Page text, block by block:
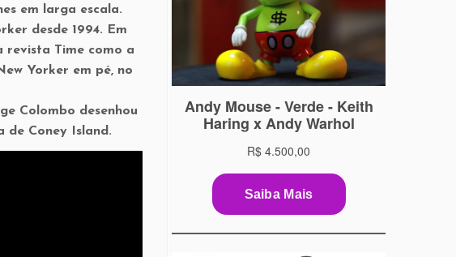
em larga escala.
desde 1994. Em
revista Time como a
Yorker em pé, no
Colombo desenhou
de Coney Island.